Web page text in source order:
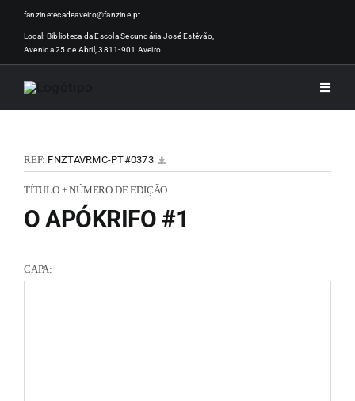
Skip
content
fanzinetecadeaveiro@fanzine.pt
Local: Biblioteca da Escola Secundária José Estêvão,
Avenida 25 de Abril, 3811-901 Aveiro
Toggle
REF: FNZTAVRMC-PT#0373
TÍTULO + NÚMERO DE EDIÇÃO
O APÓKRIFO #1
CAPA: